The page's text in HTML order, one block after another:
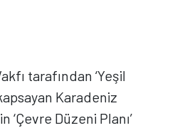
tarafından ‘Yeşil
Karadeniz
‘Çevre Düzeni Planı’